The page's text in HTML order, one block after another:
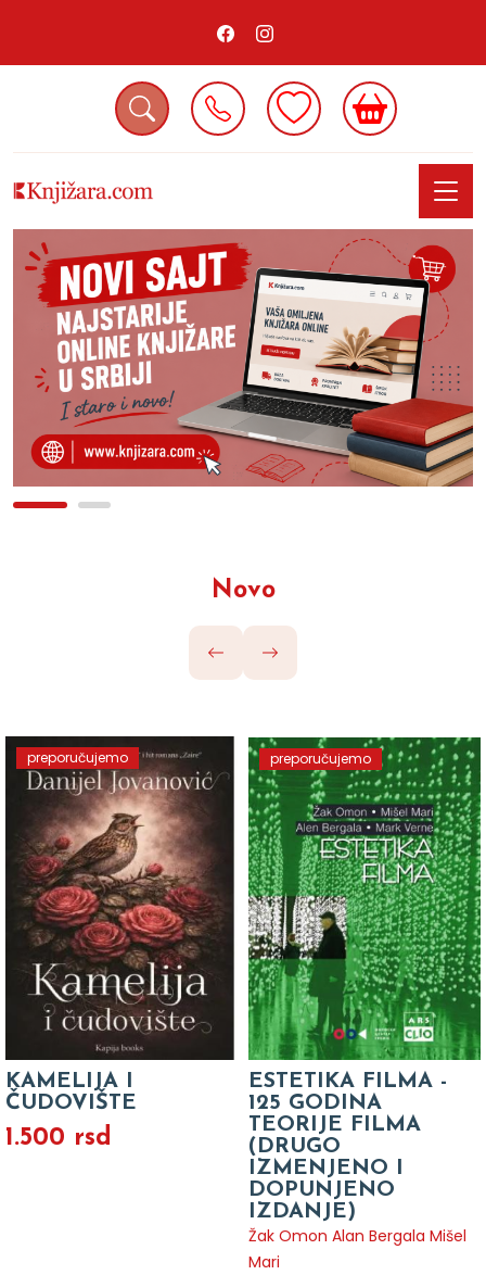
Novo
preporučujemo
KAMELIJA I
ČUDOVIŠTE
1.500 rsd
preporučujemo
ESTETIKA FILMA -
125 GODINA
TEORIJE FILMA
(DRUGO
IZMENJENO I
DOPUNJENO
IZDANJE)
Žak Omon Alan Bergala Mišel
Mari